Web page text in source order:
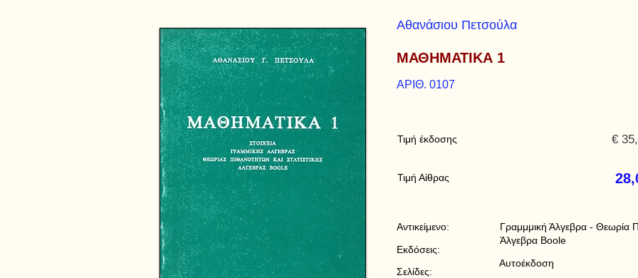
Αθανάσιου Πετσούλα
ΜΑΘΗΜΑΤΙΚΑ 1
ΑΡΙΘ. 0107
Τιμή έκδοσης
Τιμή Αίθρας
€
Γραμμμική Άλγεβρα - Θεωρία
Άλγεβρα Boole
Αυτοέκδοση
Αντικείμενο:
Εκδόσεις:
Σελίδες: